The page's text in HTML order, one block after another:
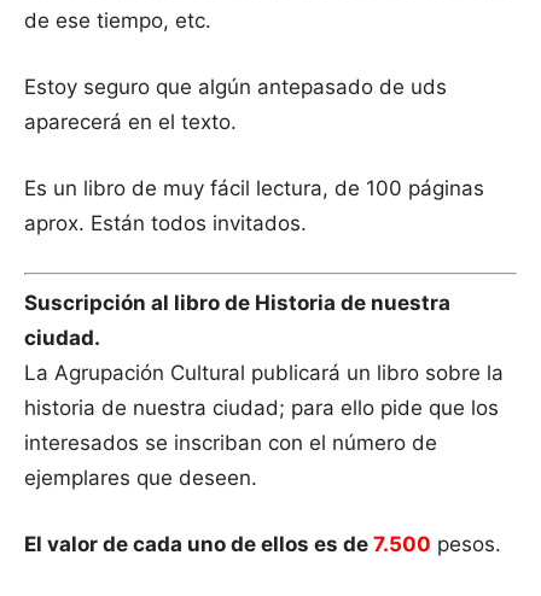
de ese tiempo, etc.
Estoy seguro que algún antepasado de uds
aparecerá en el texto.
Es un libro de muy fácil lectura, de 100 páginas
aprox. Están todos invitados.
Suscripción al libro de Historia de nuestra
ciudad.
La Agrupación Cultural publicará un libro sobre la
historia de nuestra ciudad; para ello pide que los
interesados se inscriban con el número de
ejemplares que deseen.
El valor de cada uno de ellos es de 7.500 pesos.